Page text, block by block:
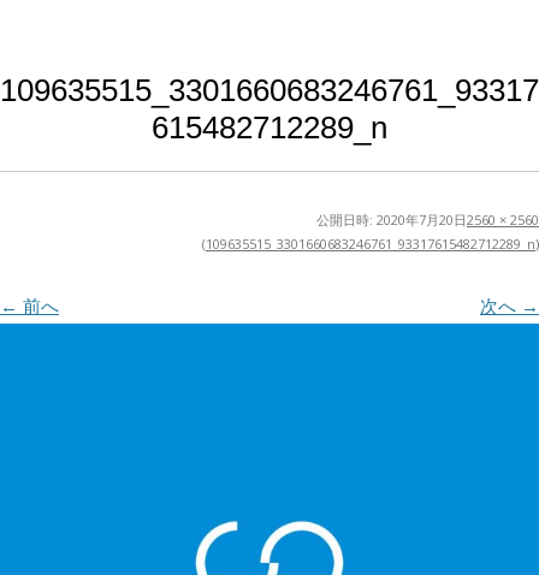
109635515_3301660683246761_93317
615482712289_n
公開日時: 2020年7月20日2560 × 2560
(109635515_3301660683246761_93317615482712289_n)
← 前へ 次へ →